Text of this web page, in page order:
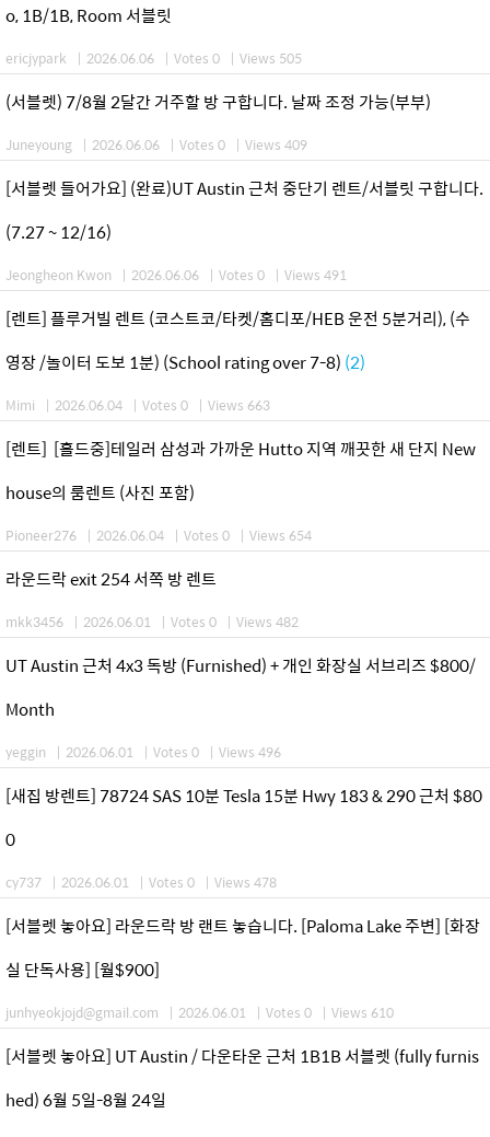
o, 1B/1B, Room 서블릿
ericjypark | 2026.06.06 | Votes 0 | Views 505
(서블렛) 7/8월 2달간 거주할 방 구합니다. 날짜 조정 가능(부부)
Juneyoung | 2026.06.06 | Votes 0 | Views 409
[서블렛 들어가요] (완료)UT Austin 근처 중단기 렌트/서블릿 구합니다.
(7.27 ~ 12/16)
Jeongheon Kwon | 2026.06.06 | Votes 0 | Views 491
[렌트] 플루거빌 렌트 (코스트코/타켓/홈디포/HEB 운전 5분거리), (수
영장 /놀이터 도보 1분) (School rating over 7-8) (2)
Mimi | 2026.06.04 | Votes 0 | Views 663
[렌트] [홀드중]테일러 삼성과 가까운 Hutto 지역 깨끗한 새 단지 New
house의 룸렌트 (사진 포함)
Pioneer276 | 2026.06.04 | Votes 0 | Views 654
라운드락 exit 254 서쪽 방 렌트
mkk3456 | 2026.06.01 | Votes 0 | Views 482
UT Austin 근처 4x3 독방 (Furnished) + 개인 화장실 서브리즈 $800/
Month
yeggin | 2026.06.01 | Votes 0 | Views 496
[새집 방렌트] 78724 SAS 10분 Tesla 15분 Hwy 183 & 290 근처 $80
0
cy737 | 2026.06.01 | Votes 0 | Views 478
[서블렛 놓아요] 라운드락 방 랜트 놓습니다. [Paloma Lake 주변] [화장
실 단독사용] [월$900]
junhyeokjojd@gmail.com | 2026.06.01 | Votes 0 | Views 610
[서블렛 놓아요] UT Austin / 다운타운 근처 1B1B 서블렛 (fully furnis
hed) 6월 5일-8월 24일